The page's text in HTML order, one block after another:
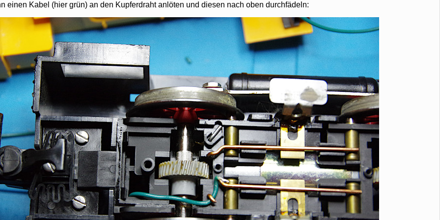
einen Kabel (hier grün) an den Kupferdraht anlöten und diesen nach oben durchfädeln: